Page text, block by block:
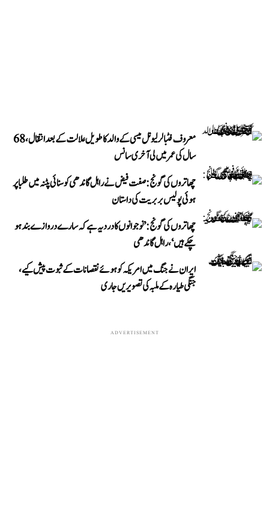
معروف فٹبالر لیونل میسی کے والد کا طویل علالت کے بعد انتقال، 68
سال کی عمر میں لی آخری سانس
چھاتروں کی گونج: صفت فیض نے راہل گاندھی کو سنائی پٹنہ میں طلبا پر
ہوئی پولیس بربریت کی داستان
چھاتروں کی گونج: ’نوجوانوں کا درد یہ ہے کہ سارے دروازے بند ہو
چکے ہیں‘، راہل گاندھی
ایران نے جنگ میں امریکہ کو ہوئے نقصانات کے ثبوت پیش کیے،
جنگی طیارہ کے ملبہ کی تصویریں جاری
ADVERTISEMENT